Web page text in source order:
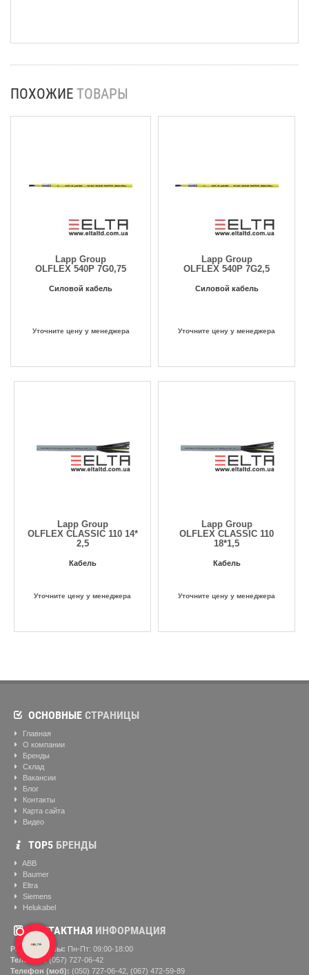
ПОХОЖИЕ ТОВАРЫ
Lapp Group
OLFLEX 540P 7G0,75
Силовой кабель
Уточните цену у менеджера
Lapp Group
OLFLEX 540P 7G2,5
Силовой кабель
Уточните цену у менеджера
Lapp Group
OLFLEX CLASSIC 110 14*
2,5
Кабель
Уточните цену у менеджера
Lapp Group
OLFLEX CLASSIC 110
18*1,5
Кабель
Уточните цену у менеджера
ОСНОВНЫЕ СТРАНИЦЫ
Главная
О компании
Бренды
Склад
Вакансии
Блог
Контакты
Карта сайта
Видео
ТОР5 БРЕНДЫ
ABB
Baumer
Eltra
Siemens
Helukabel
КОНТАКТНАЯ ИНФОРМАЦИЯ
Рабочие часы: Пн-Пт: 09:00-18:00
Телефон:(057) ‎727-06-42
Телефон (моб): (050) 727-06-42, (067) 472-59-89